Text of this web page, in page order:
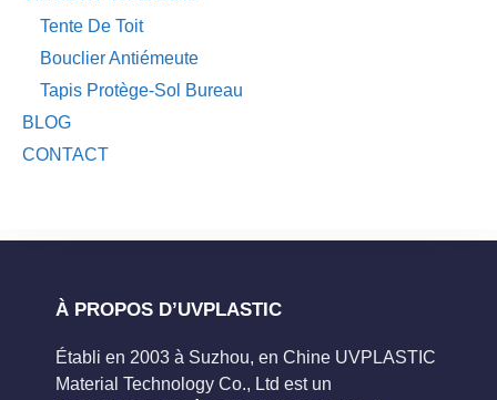
Tente De Toit
Bouclier Antiémeute
Tapis Protège-Sol Bureau
BLOG
CONTACT
À PROPOS D’UVPLASTIC
Établi en 2003 à Suzhou, en Chine UVPLASTIC
Material Technology Co., Ltd est un